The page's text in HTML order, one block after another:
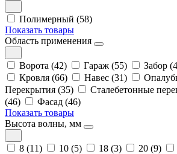
Полимерный (58)
Показать товары
Область применения
Ворота (42) Гараж (55) Забор
Кровля (66)
Навес (31)
Перекрытия (35)
Сталебетонные
(46)
Фасад (46)
Показать товары
Высота волны, мм
8 (11) 10 (5) 18 (3) 20 (9)